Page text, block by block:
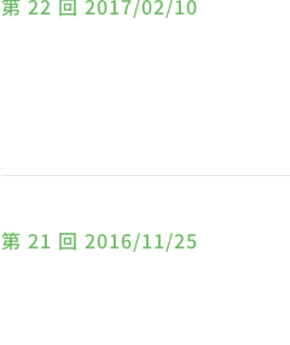
第 22 回 2017/02/10
第 21 回 2016/11/25